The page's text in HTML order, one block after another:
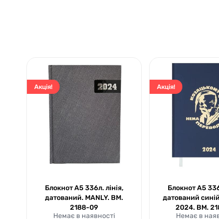
Акція!
Блокнот А5 336л. лінія,
датований. MANLY. ВМ.
2188-09
Немає в наявності
Акція!
Блокнот А5
датований
2024. ВМ.
Немає в